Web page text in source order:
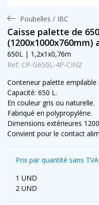
Poubelles / IBC
Caisse palette de
(1200x1000x760mm)
650L | 1,2x1x0,76m
Ref. CP-G650L-4P-CINZ
Conteneur palette empilable
Capacité: 650 L.
En couleur gris ou naturelle.
Fabriqué en polypropylène.
Dimensions extérieures
Convient pour le contact
Prix par quantité sans TVA
1 UND
2 UND